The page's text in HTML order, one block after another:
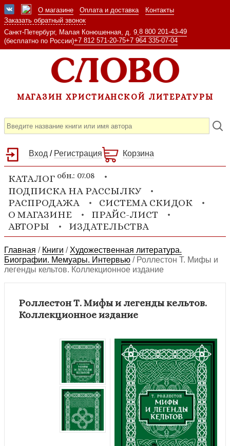
О магазине Оплата и доставка
Контакты
Заказать обратный звонок
Санкт-Петербург, Малая Конюшенная, д. 9, 8 800 201-43-49
(бесплатно по России)+7 812 571-20-75+7 964 335-07-04
МАГАЗИН ХРИСТИАНСКОЙ ЛИТЕРАТУРЫ
Вход / Регистрация Корзина
КАТАЛОГ обн.: 07.08
ПОДПИСКА НА РАССЫЛКУ
РАСПРОДАЖА
СИСТЕМА СКИДОК
О МАГАЗИНЕ
ПРАЙС-ЛИСТ
АВТОРЫ
ИЗДАТЕЛЬСТВА
Главная / Книги / Художественная литература.
Биографии. Мемуары. Интервью / Роллестон Т. Мифы и
легенды кельтов. Коллекционное издание
Роллестон Т. Мифы и легенды кельтов.
Коллекционное издание